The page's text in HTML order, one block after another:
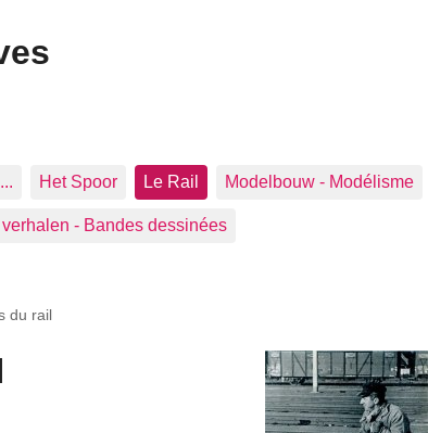
Het Spoor Le Rail Modelbouw - Modélisme
- Bandes dessinées
du rail